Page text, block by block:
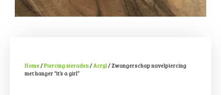
Home /Piercing sieraden / Acryl / Zwangerschap navelpiercing
met hanger “it’s a girl”